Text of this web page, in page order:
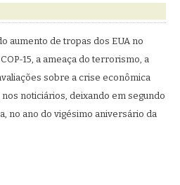
aumento de tropas dos EUA no
15, a ameaça do terrorismo, a
sobre a crise econômica
noticiários, deixando em segundo
no ano do vigésimo aniversário da